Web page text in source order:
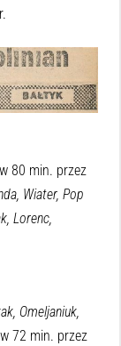
80 min. przez
Wiater, Pop
Lorenc,
Omeljaniuk,
72 min. przez